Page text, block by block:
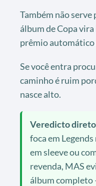
Também não serve
álbum de Copa
prêmio
Se você entra
caminho é ruim
nasce alto.
Veredicto
foca em
em sleeve ou
revenda, MAS
álbum